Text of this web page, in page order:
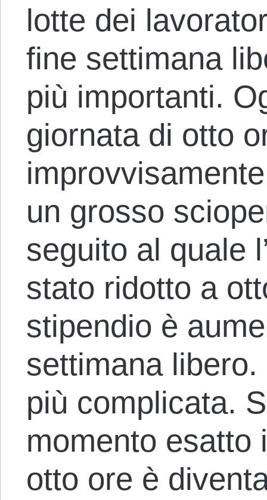
lotte dei
fine settimana
più importanti.
giornata di otto
un grosso
seguito al quale
stato ridotto a
stipendio è
settimana
più complicata.
momento esatto
otto ore è